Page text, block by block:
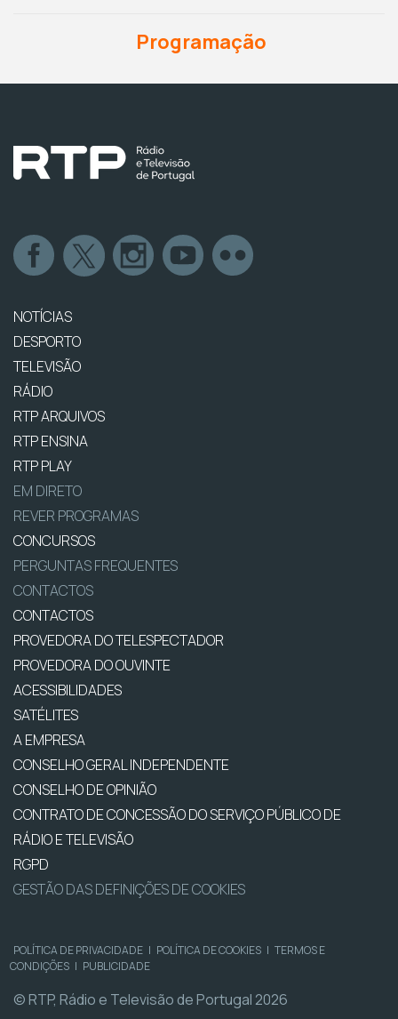
Programação
NOTÍCIAS
DESPORTO
TELEVISÃO
RÁDIO
RTP ARQUIVOS
RTP ENSINA
RTP PLAY
EM DIRETO
REVER PROGRAMAS
CONCURSOS
PERGUNTAS FREQUENTES
CONTACTOS
CONTACTOS
PROVEDORA DO TELESPECTADOR
PROVEDORA DO OUVINTE
ACESSIBILIDADES
SATÉLITES
A EMPRESA
CONSELHO GERAL INDEPENDENTE
CONSELHO DE OPINIÃO
CONTRATO DE CONCESSÃO DO SERVIÇO PÚBLICO DE
RÁDIO E TELEVISÃO
RGPD
GESTÃO DAS DEFINIÇÕES DE COOKIES
POLÍTICA DE PRIVACIDADE | POLÍTICA DE COOKIES | TERMOS E
CONDIÇÕES | PUBLICIDADE
© RTP, Rádio e Televisão de Portugal 2026